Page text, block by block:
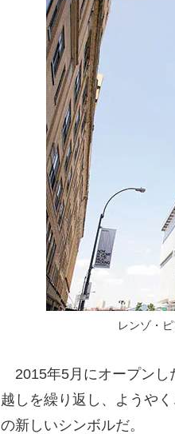
レンゾ・
2015年5月にオープンし
越しを繰り返し、ようや
の新しいシンボルだ。